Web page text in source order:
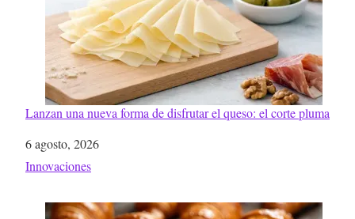
Lanzan una nueva forma de disfrutar el queso: el corte pluma
Fecha
6 agosto, 2026
Respecto a
Innovaciones